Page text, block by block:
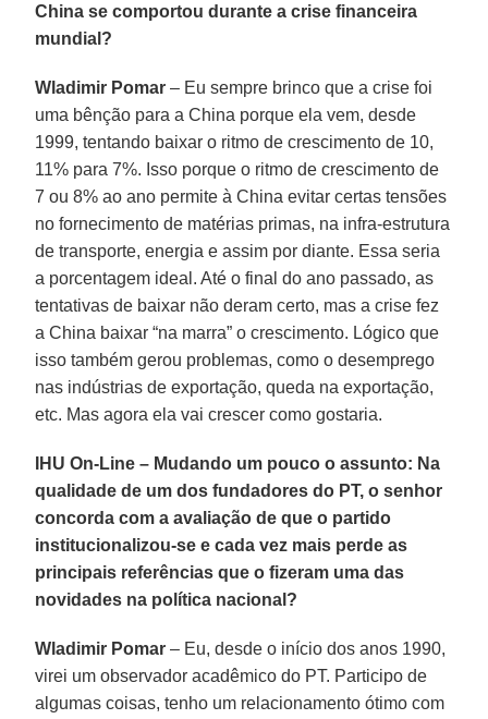
China se comportou durante a crise financeira
mundial?
Wladimir Pomar – Eu sempre brinco que a crise foi
uma bênção para a China porque ela vem, desde
1999, tentando baixar o ritmo de crescimento de 10,
11% para 7%. Isso porque o ritmo de crescimento de
7 ou 8% ao ano permite à China evitar certas tensões
no fornecimento de matérias primas, na infra-estrutura
de transporte, energia e assim por diante. Essa seria
a porcentagem ideal. Até o final do ano passado, as
tentativas de baixar não deram certo, mas a crise fez
a China baixar “na marra” o crescimento. Lógico que
isso também gerou problemas, como o desemprego
nas indústrias de exportação, queda na exportação,
etc. Mas agora ela vai crescer como gostaria.
IHU On-Line – Mudando um pouco o assunto: Na
qualidade de um dos fundadores do PT, o senhor
concorda com a avaliação de que o partido
institucionalizou-se e cada vez mais perde as
principais referências que o fizeram uma das
novidades na política nacional?
Wladimir Pomar – Eu, desde o início dos anos 1990,
virei um observador acadêmico do PT. Participo de
algumas coisas, tenho um relacionamento ótimo com